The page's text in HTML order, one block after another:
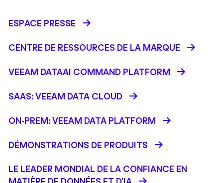
ESPACE PRESSE
CENTRE DE RESSOURCES DE LA MARQUE
VEEAM DATAAI COMMAND PLATFORM
SAAS: VEEAM DATA CLOUD
ON-PREM: VEEAM DATA PLATFORM
DÉMONSTRATIONS DE PRODUITS
LE LEADER MONDIAL DE LA CONFIANCE EN